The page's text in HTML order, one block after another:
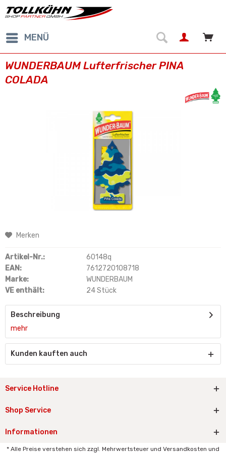
MENÜ
WUNDERBAUM Lufterfrischer PINA
COLADA
Merken
Artikel-Nr.:
60148q
EAN:
7612720108718
Marke:
WUNDERBAUM
VE enthält:
24 Stück
Beschreibung
mehr
Kunden kauften auch
Service Hotline
Shop Service
Informationen
* Alle Preise verstehen sich zzgl. Mehrwertsteuer und Versandkosten und